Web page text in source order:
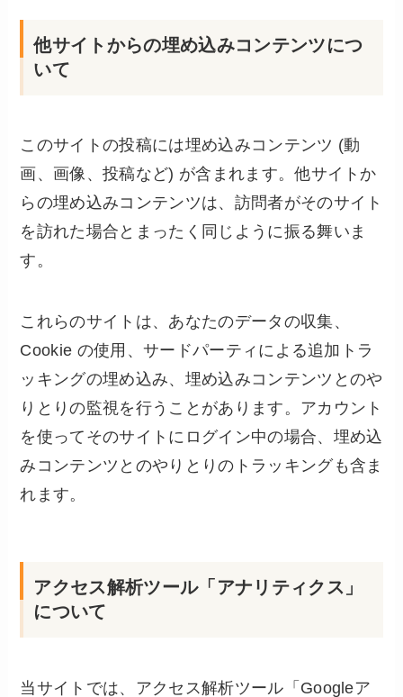
他サイトからの埋め込みコンテンツにつ
いて
このサイトの投稿には埋め込みコンテンツ (動
画、画像、投稿など) が含まれます。他サイトか
らの埋め込みコンテンツは、訪問者がそのサイト
を訪れた場合とまったく同じように振る舞いま
す。
これらのサイトは、あなたのデータの収集、
Cookie の使用、サードパーティによる追加トラ
ッキングの埋め込み、埋め込みコンテンツとのや
りとりの監視を行うことがあります。アカウント
を使ってそのサイトにログイン中の場合、埋め込
みコンテンツとのやりとりのトラッキングも含ま
れます。
アクセス解析ツール「アナリティクス」
について
当サイトでは、アクセス解析ツール「Googleア